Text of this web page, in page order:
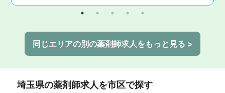
同じエリアの別の薬剤師求人をもっと見る >
埼玉県の薬剤師求人を市区で探す